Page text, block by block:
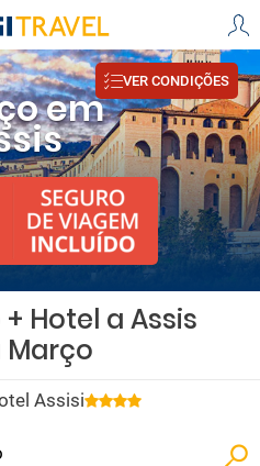
em
VER CONDIÇÕES
Hotel a Assis
Assisi